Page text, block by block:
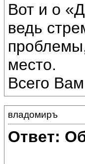
Вот и о
ведь
место.
Всего
владомиръ
Ответ: